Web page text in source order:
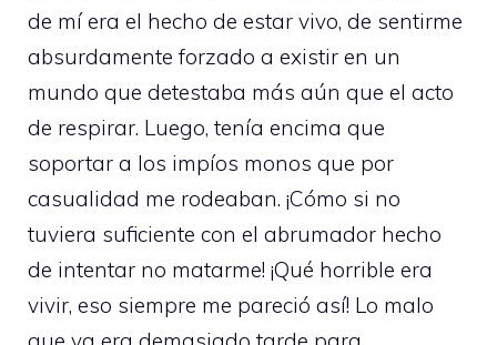
de mí era el hecho de estar vivo, de sentirme
absurdamente forzado a existir en un
mundo que detestaba más aún que el acto
de respirar. Luego, tenía encima que
soportar a los impíos monos que por
casualidad me rodeaban. ¡Cómo si no
tuviera suficiente con el abrumador hecho
de intentar no matarme! ¡Qué horrible era
vivir, eso siempre me pareció así! Lo malo